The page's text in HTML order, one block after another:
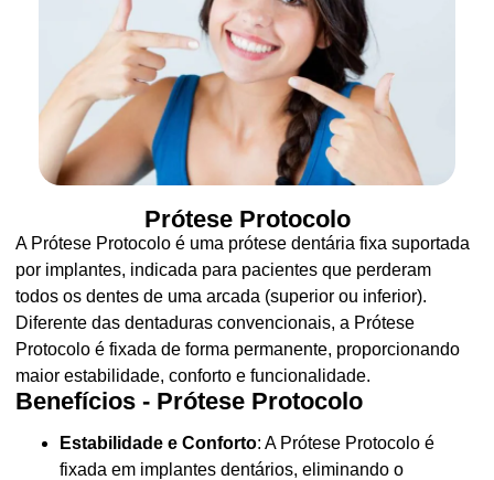
Prótese Protocolo
A Prótese Protocolo é uma prótese dentária fixa suportada
por implantes, indicada para pacientes que perderam
todos os dentes de uma arcada (superior ou inferior).
Diferente das dentaduras convencionais, a Prótese
Protocolo é fixada de forma permanente, proporcionando
maior estabilidade, conforto e funcionalidade.
Benefícios - Prótese Protocolo
Estabilidade e Conforto: A Prótese Protocolo é
fixada em implantes dentários, eliminando o